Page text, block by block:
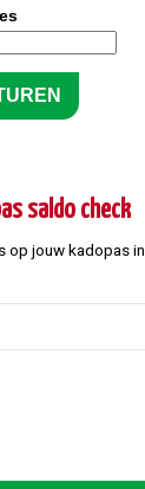
saldo check
op jouw kadopas in